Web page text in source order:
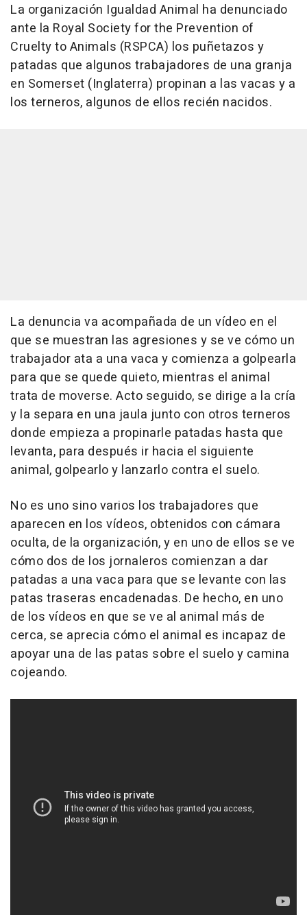
La organización Igualdad Animal ha denunciado
ante la Royal Society for the Prevention of
Cruelty to Animals (RSPCA) los puñetazos y
patadas que algunos trabajadores de una granja
en Somerset (Inglaterra) propinan a las vacas y a
los terneros, algunos de ellos recién nacidos.
La denuncia va acompañada de un vídeo en el
que se muestran las agresiones y se ve cómo un
trabajador ata a una vaca y comienza a golpearla
para que se quede quieto, mientras el animal
trata de moverse. Acto seguido, se dirige a la cría
y la separa en una jaula junto con otros terneros
donde empieza a propinarle patadas hasta que
levanta, para después ir hacia el siguiente
animal, golpearlo y lanzarlo contra el suelo.
No es uno sino varios los trabajadores que
aparecen en los vídeos, obtenidos con cámara
oculta, de la organización, y en uno de ellos se ve
cómo dos de los jornaleros comienzan a dar
patadas a una vaca para que se levante con las
patas traseras encadenadas. De hecho, en uno
de los vídeos en que se ve al animal más de
cerca, se aprecia cómo el animal es incapaz de
apoyar una de las patas sobre el suelo y camina
cojeando.